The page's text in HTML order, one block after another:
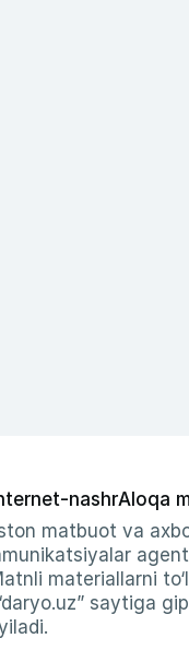
nashrAloqa
matbuot va
materiallarni
saytiga